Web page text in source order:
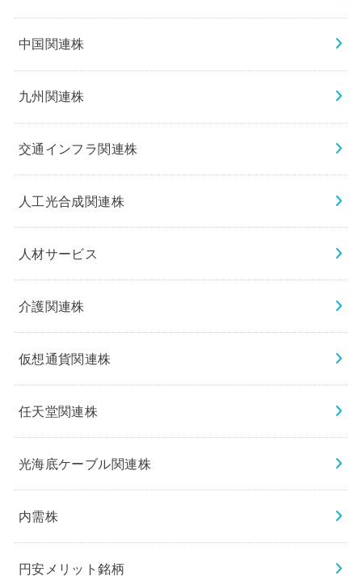
中国関連株
九州関連株
交通インフラ関連株
人工光合成関連株
人材サービス
介護関連株
仮想通貨関連株
任天堂関連株
光海底ケーブル関連株
内需株
円安メリット銘柄